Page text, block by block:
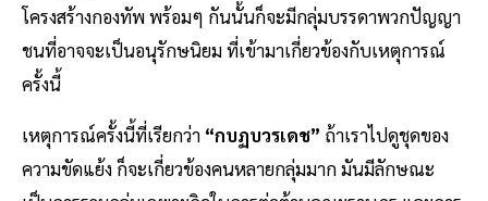
โครงสร้างกองทัพ พร้อมๆ กันนั้นก็จะมีกลุ่มบรรดาพวกปัญญา
ชนที่อาจจะเป็นอนุรักษนิยม ที่เข้ามาเกี่ยวข้องกับเหตุการณ์
ครั้งนี้
เหตุการณ์ครั้งนี้ที่เรียกว่า “กบฏบวรเดช” ถ้าเราไปดูชุดของ
ความขัดแย้ง ก็จะเกี่ยวข้องคนหลายกลุ่มมาก มันมีลักษณะ